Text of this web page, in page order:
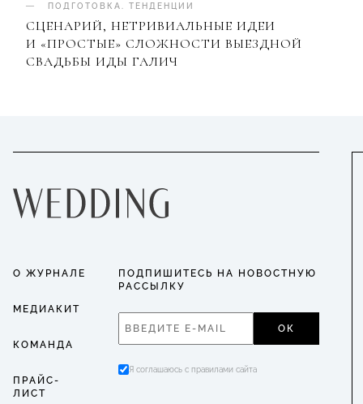
ПОДГОТОВКА ТЕНДЕНЦИИ
СЦЕНАРИЙ, НЕТРИВИАЛЬНЫЕ ИДЕИ
И «ПРОСТЫЕ» СЛОЖНОСТИ ВЫЕЗДНОЙ
СВАДЬБЫ ИДЫ ГАЛИЧ
О ЖУРНАЛЕ
МЕДИАКИТ
КОМАНДА
ПРАЙС-
ЛИСТ
ПОДПИШИТЕСЬ НА НОВОСТНУЮ
РАССЫЛКУ
ОК
Я соглашаюсь с правилами сайта